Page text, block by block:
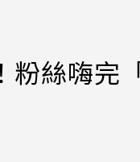
粉絲嗨完